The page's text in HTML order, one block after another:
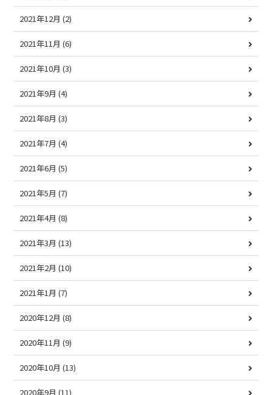
2021年12月 (2)
2021年11月 (6)
2021年10月 (3)
2021年9月 (4)
2021年8月 (3)
2021年7月 (4)
2021年6月 (5)
2021年5月 (7)
2021年4月 (8)
2021年3月 (13)
2021年2月 (10)
2021年1月 (7)
2020年12月 (8)
2020年11月 (9)
2020年10月 (13)
2020年9月 (11)